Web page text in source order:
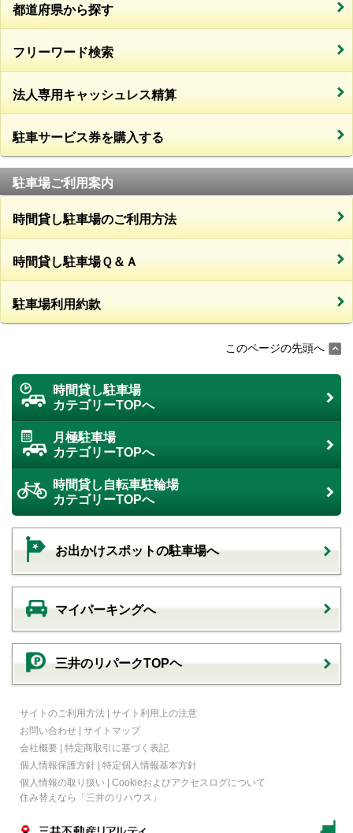
都道府県から探す
フリーワード検索
法人専用キャッシュレス精算
駐車サービス券を購入する
駐車場ご利用案内
時間貸し駐車場のご利用方法
時間貸し駐車場Ｑ＆Ａ
駐車場利用約款
このページの先頭へ
時間貸し駐車場
カテゴリーTOPへ
月極駐車場
カテゴリーTOPへ
時間貸し自転車駐輪場
カテゴリーTOPへ
お出かけスポットの駐車場へ
マイパーキングへ
三井のリパークTOPヘ
サイトのご利用方法 | サイト利用上の注意
お問い合わせ | サイトマップ
会社概要 | 特定商取引に基づく表記
個人情報保護方針 | 特定個人情報基本方針
個人情報の取り扱い | Cookieおよびアクセスログについて
住み替えなら
「三井のリハウス」